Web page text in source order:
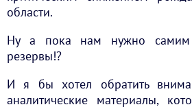
области.
Ну а пока нам нужно самим
резервы!?
И я бы хотел обратить
аналитические материалы,